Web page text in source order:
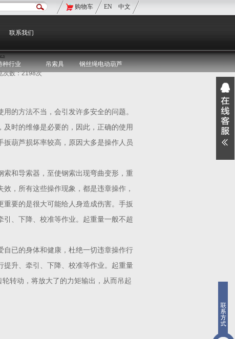
购物车 EN 中文
联系我们
种行业 吊索具 钢丝绳电动葫芦
现在的位置：双鸟首页>双鸟资讯>媒体聚焦
次数：2198次
的方法不当，会引发许多安全的问题。
时的维修是必要的，因此，正确的使用
葫芦损坏率较高，原因大多是操作人员
和导索器，至使钢索出现弯曲变形，重
，所有这些操作现象，都是违章操作，
要的是很大可能给人身造成伤害。手扳
、下降、校准等作业。起重量一般不超
已的身体和健康，杜绝一切违章操作行
升、牵引、下降、校准等作业。起重量
转动，将放大了的力矩输出，从而吊起